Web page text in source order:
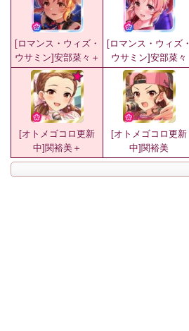
[ロマンス・ウィズ・
ウサミン]安部菜々＋
[ロマンス・ウィズ・
ウサミン]安部菜々
[オトメゴコロ更新
中]関裕美＋
[オトメゴコロ更新
中]関裕美